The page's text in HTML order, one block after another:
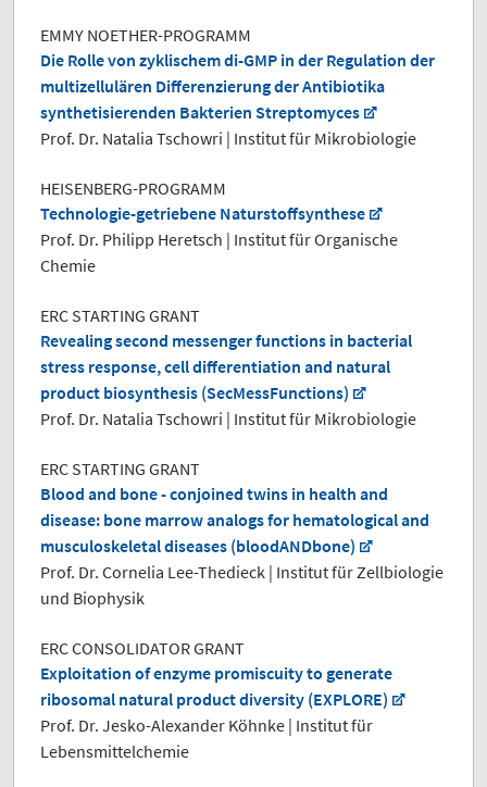
EMMY NOETHER-PROGRAMM
Die Rolle von zyklischem di-GMP in der Regulation der
multizellulären Differenzierung der Antibiotika
synthetisierenden Bakterien Streptomyces
Prof. Dr. Natalia Tschowri | Institut für Mikrobiologie
HEISENBERG-PROGRAMM
Technologie-getriebene Naturstoffsynthese
Prof. Dr. Philipp Heretsch | Institut für Organische
Chemie
ERC STARTING GRANT
Revealing second messenger functions in bacterial
stress response, cell differentiation and natural
product biosynthesis (SecMessFunctions)
Prof. Dr. Natalia Tschowri | Institut für Mikrobiologie
ERC STARTING GRANT
Blood and bone - conjoined twins in health and
disease: bone marrow analogs for hematological and
musculoskeletal diseases (bloodANDbone)
Prof. Dr. Cornelia Lee-Thedieck | Institut für Zellbiologie
und Biophysik
ERC CONSOLIDATOR GRANT
Exploitation of enzyme promiscuity to generate
ribosomal natural product diversity (EXPLORE)
Prof. Dr. Jesko-Alexander Köhnke | Institut für
Lebensmittelchemie